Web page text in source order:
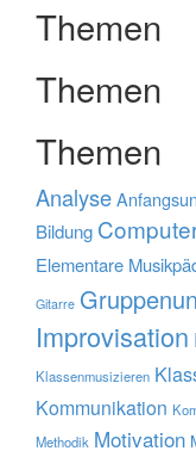
Themen
Themen
Themen
Analyse
Bildung
Elementare
Gitarre
Improvisation
Klassenmusizieren
Kommunikation
Methodik Motivation